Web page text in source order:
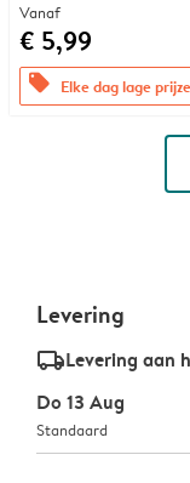
Vanaf
€ 5,99
offers Elke dag lage
Levering
delivery_standard_v2Levering aan
Do 13 Aug
Standaard